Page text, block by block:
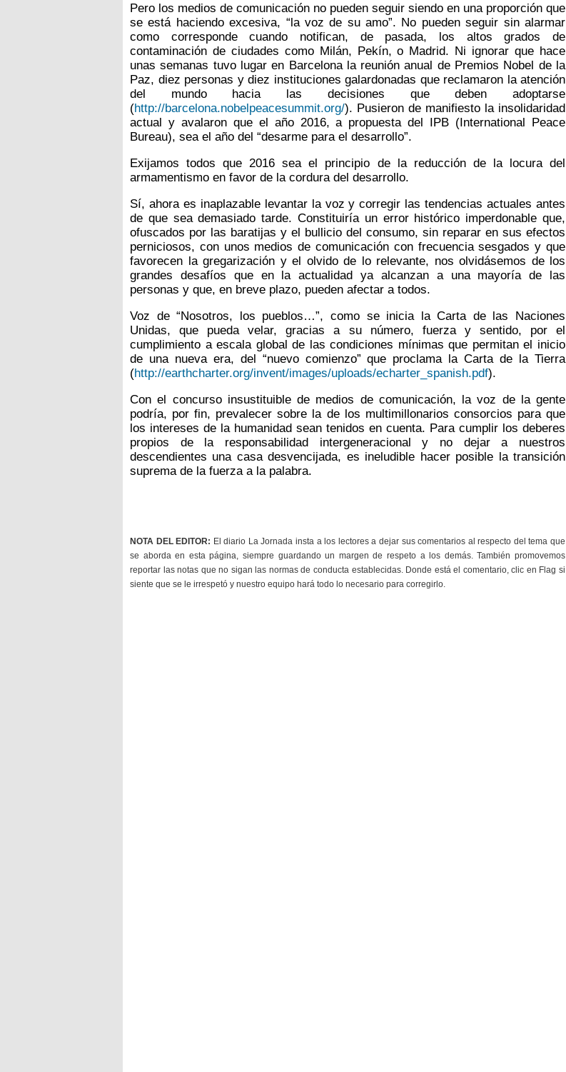
Pero los medios de comunicación no pueden seguir siendo en una proporción que
se está haciendo excesiva, “la voz de su amo”. No pueden seguir sin alarmar
como corresponde cuando notifican, de pasada, los altos grados de
contaminación de ciudades como Milán, Pekín, o Madrid. Ni ignorar que hace
unas semanas tuvo lugar en Barcelona la reunión anual de Premios Nobel de la
Paz, diez personas y diez instituciones galardonadas que reclamaron la atención
del mundo hacia las decisiones que deben adoptarse
(http://barcelona.nobelpeacesummit.org/). Pusieron de manifiesto la insolidaridad
actual y avalaron que el año 2016, a propuesta del IPB (International Peace
Bureau), sea el año del “desarme para el desarrollo”.
Exijamos todos que 2016 sea el principio de la reducción de la locura del
armamentismo en favor de la cordura del desarrollo.
Sí, ahora es inaplazable levantar la voz y corregir las tendencias actuales antes
de que sea demasiado tarde. Constituiría un error histórico imperdonable que,
ofuscados por las baratijas y el bullicio del consumo, sin reparar en sus efectos
perniciosos, con unos medios de comunicación con frecuencia sesgados y que
favorecen la gregarización y el olvido de lo relevante, nos olvidásemos de los
grandes desafíos que en la actualidad ya alcanzan a una mayoría de las
personas y que, en breve plazo, pueden afectar a todos.
Voz de “Nosotros, los pueblos…”, como se inicia la Carta de las Naciones
Unidas, que pueda velar, gracias a su número, fuerza y sentido, por el
cumplimiento a escala global de las condiciones mínimas que permitan el inicio
de una nueva era, del “nuevo comienzo” que proclama la Carta de la Tierra
(http://earthcharter.org/invent/images/uploads/echarter_spanish.pdf).
Con el concurso insustituible de medios de comunicación, la voz de la gente
podría, por fin, prevalecer sobre la de los multimillonarios consorcios para que
los intereses de la humanidad sean tenidos en cuenta. Para cumplir los deberes
propios de la responsabilidad intergeneracional y no dejar a nuestros
descendientes una casa desvencijada, es ineludible hacer posible la transición
suprema de la fuerza a la palabra.
NOTA DEL EDITOR: El diario La Jornada insta a los lectores a dejar sus comentarios al respecto del tema que
se aborda en esta página, siempre guardando un margen de respeto a los demás. También promovemos
reportar las notas que no sigan las normas de conducta establecidas. Donde está el comentario, clic en Flag si
siente que se le irrespetó y nuestro equipo hará todo lo necesario para corregirlo.